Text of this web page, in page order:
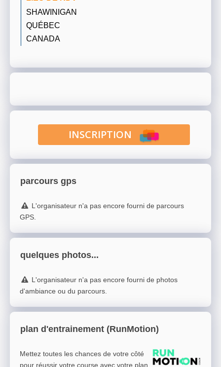
SHAWINIGAN
QUÉBEC
CANADA
INSCRIPTION
parcours gps
L'organisateur n'a pas encore fourni de parcours
GPS.
quelques photos...
L'organisateur n'a pas encore fourni de photos
d'ambiance ou du parcours.
plan d'entrainement (RunMotion)
Mettez toutes les chances de votre côté
pour réussir votre course avec votre plan